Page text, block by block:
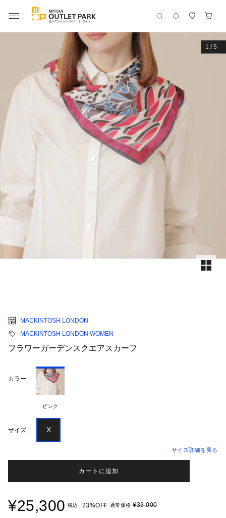
1 /5
MACKINTOSH LONDON
MACKINTOSH LONDON WOMEN
フラワーガーデンスクエアスカーフ
カラー
ピンク
サイズ X
サイズ詳細を見る
カートに追加
¥25,300 税込 23%OFF 通常価格 ¥33,000